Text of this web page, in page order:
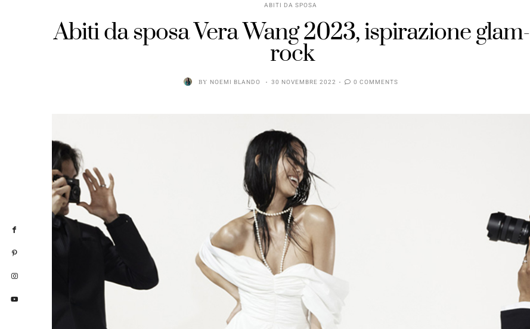
ABITI DA SPOSA
Abiti da sposa Vera Wang 2023, ispirazione glam-
rock
BY NOEMI BLANDO 30 NOVEMBRE 2022 0 COMMENTS